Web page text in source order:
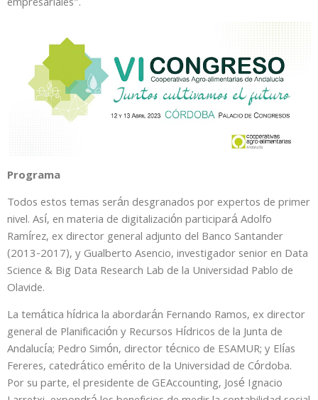
Programa
Todos estos temas serán desgranados por expertos de primer
nivel. Así, en materia de digitalización participará Adolfo
Ramírez, ex director general adjunto del Banco Santander
(2013-2017), y Gualberto Asencio, investigador senior en Data
Science & Big Data Research Lab de la Universidad Pablo de
Olavide.
La temática hídrica la abordarán Fernando Ramos, ex director
general de Planificación y Recursos Hídricos de la Junta de
Andalucía; Pedro Simón, director técnico de ESAMUR; y Elías
Fereres, catedrático emérito de la Universidad de Córdoba.
Por su parte, el presidente de GEAccounting, José Ignacio